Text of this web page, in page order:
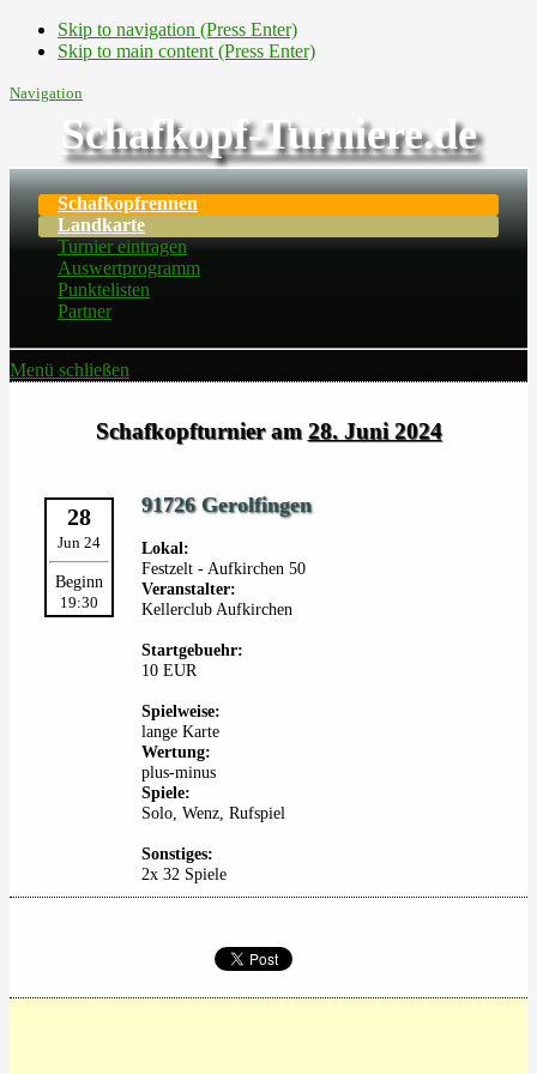
Skip to navigation (Press Enter)
Skip to main content (Press Enter)
Navigation
Schafkopf-Turniere.de
Schafkopfrennen
Landkarte
Turnier eintragen
Auswertprogramm
Punktelisten
Partner
Menü schließen
Schafkopfturnier am 28. Juni 2024
28
Jun 24
Beginn
19:30
91726 Gerolfingen
Lokal:
Festzelt - Aufkirchen 50
Veranstalter:
Kellerclub Aufkirchen
Startgebuehr:
10 EUR
Spielweise:
lange Karte
Wertung:
plus-minus
Spiele:
Solo, Wenz, Rufspiel
Sonstiges:
2x 32 Spiele